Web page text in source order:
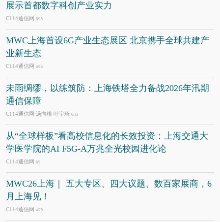
展示首都数字科创产业实力
C114通信网 6/15
MWC上海首设6G产业生态展区 北京携手全球共建产
业新生态
C114通信网 6/15
未雨绸缪，以练筑防：上海铁塔全力备战2026年汛期
通信保障
C114通信网 汤向根 叶宇琦 6/13
从“全球样板”看高校信息化的长效投资：上海交通大
学医学院的AI F5G-A万兆全光校园进化论
C114通信网 6/1
MWC26上海｜ 五大专区、四大议题、数百家展商，6
月上海见！
C114通信网 4/29